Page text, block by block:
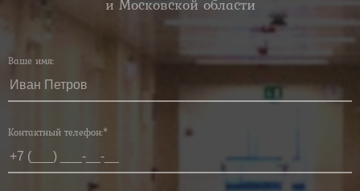
Ваше имя:
Контактный телефон:*